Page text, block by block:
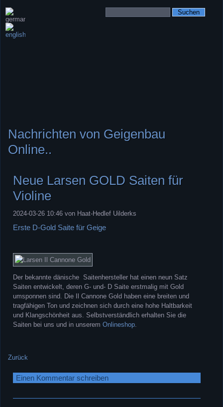
überspringen
Nachrichten von Geigenbau
Online..
Neue Larsen GOLD Saiten für
Violine
2024-03-26 10:46 von Haat-Hedlef Uilderks
Erste D-Gold Saite für Geige
Der bekannte dänische Saitenhersteller hat einen neun Satz
Saiten entwickelt, deren G- und- D Saite erstmalig mit Gold
umsponnen sind. Die Il Cannone Gold haben eine breiten und
tragfähigen Ton und zeichnen sich durch eine hohe Haltbarkeit
und Klangschönheit aus. Selbstverständlich erhalten Sie die
Saiten bei uns und in unserem Onlineshop.
Zurück
Einen Kommentar schreiben